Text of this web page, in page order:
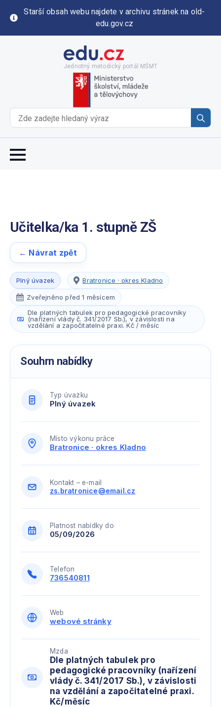
Starší obsah webu najdete v archivu stránek na old-
edu.gov.cz
Jednotný metodický portál MŠMT
for:
Učitelka/ka 1. stupně ZŠ
← Návrat zpět
Plný úvazek Bratronice · okres Kladno
Zveřejněno před 1 měsícem
Dle platných tabulek pro pedagogické pracovníky
(nařízení vlády č. 341/2017 Sb.), v závislosti na
vzdělání a započitatelné praxi. Kč / měsíc
Souhrn nabídky
Typ úvazku
Plný úvazek
Místo výkonu práce
Bratronice · okres Kladno
Kontakt – e-mail
zs.bratronice@email.cz
Platnost nabídky do
05/09/2026
Telefon
736540811
Web
webové stránky
Mzda
Dle platných tabulek pro
pedagogické pracovníky (nařízení
vlády č. 341/2017 Sb.), v závislosti
na vzdělání a započitatelné praxi.
Kč/měsíc